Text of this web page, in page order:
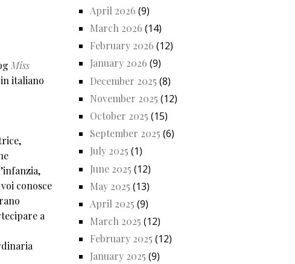
Miss
italiano
conosce
a
April 2026 (9)
March 2026 (14)
February 2026 (12)
January 2026 (9)
December 2025 (8)
November 2025 (12)
October 2025 (15)
September 2025 (6)
July 2025 (1)
June 2025 (12)
May 2025 (13)
April 2025 (9)
March 2025 (12)
February 2025 (12)
January 2025 (9)